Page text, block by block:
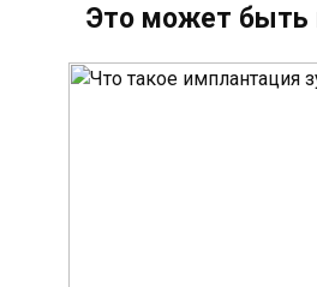
Это может быть